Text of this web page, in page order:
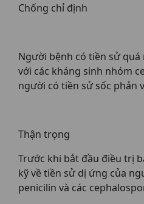
Chống chỉ định
Người bệnh có tiền sử quá
với các kháng sinh nhóm
người có tiền sử sốc phản
Thận trọng
Trước khi bắt đầu điều trị
kỹ về tiền sử dị ứng của
penicilin và các